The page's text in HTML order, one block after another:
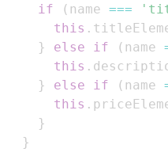
if
( name ===
this .
}
else if ( name
this .
}
else if ( name
this .
}
}